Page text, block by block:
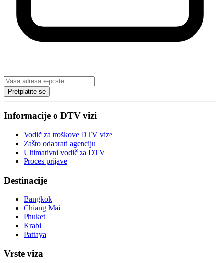
Pretplatite se
Informacije o DTV vizi
Vodič za troškove DTV vize
Zašto odabrati agenciju
Ultimativni vodič za DTV
Proces prijave
Destinacije
Bangkok
Chiang Mai
Phuket
Krabi
Pattaya
Vrste viza